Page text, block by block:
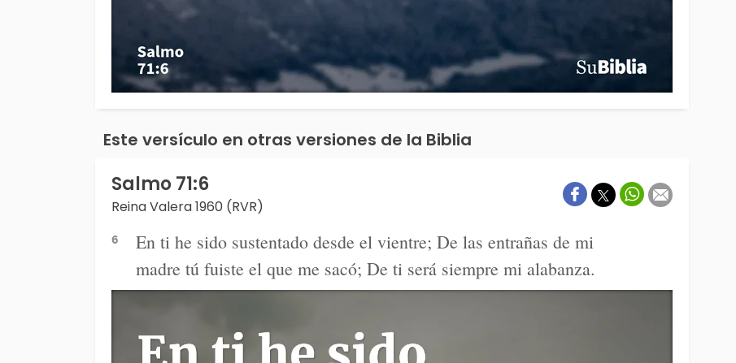
Este versículo en otras versiones de la Biblia
Salmo 71:6
Reina Valera 1960 (RVR)
6
En ti he sido sustentado desde el vientre; De las entrañas de mi
madre tú fuiste el que me sacó; De ti será siempre mi alabanza.